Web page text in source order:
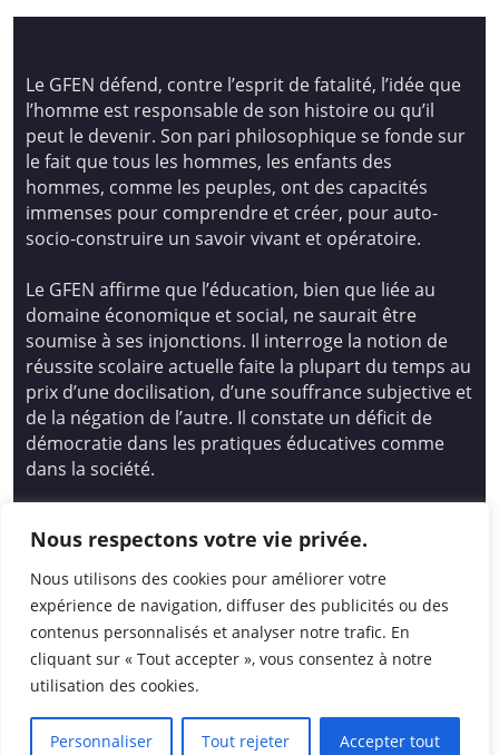
Nous respectons votre vie privée.
Nous utilisons des cookies pour améliorer votre
expérience de navigation, diffuser des publicités ou des
contenus personnalisés et analyser notre trafic. En
cliquant sur « Tout accepter », vous consentez à notre
utilisation des cookies.
Personnaliser Tout rejeter Accepter tout
Le GFEN défend, contre l’esprit de fatalité, l’idée que
l’homme est responsable de son histoire ou qu’il
peut le devenir. Son pari philosophique se fonde sur
le fait que tous les hommes, les enfants des
hommes, comme les peuples, ont des capacités
immenses pour comprendre et créer, pour auto-
socio-construire un savoir vivant et opératoire.
Le GFEN affirme que l’éducation, bien que liée au
domaine économique et social, ne saurait être
soumise à ses injonctions. Il interroge la notion de
réussite scolaire actuelle faite la plupart du temps au
prix d’une docilisation, d’une souffrance subjective et
de la négation de l’autre. Il constate un déficit de
démocratie dans les pratiques éducatives comme
dans la société.
Nouvelle
14 avenue Spinoza 94200 Ivry Sur Seine
01 46 72 53 17 – gfen@gfen.asso.fr
© 2026|GFEN